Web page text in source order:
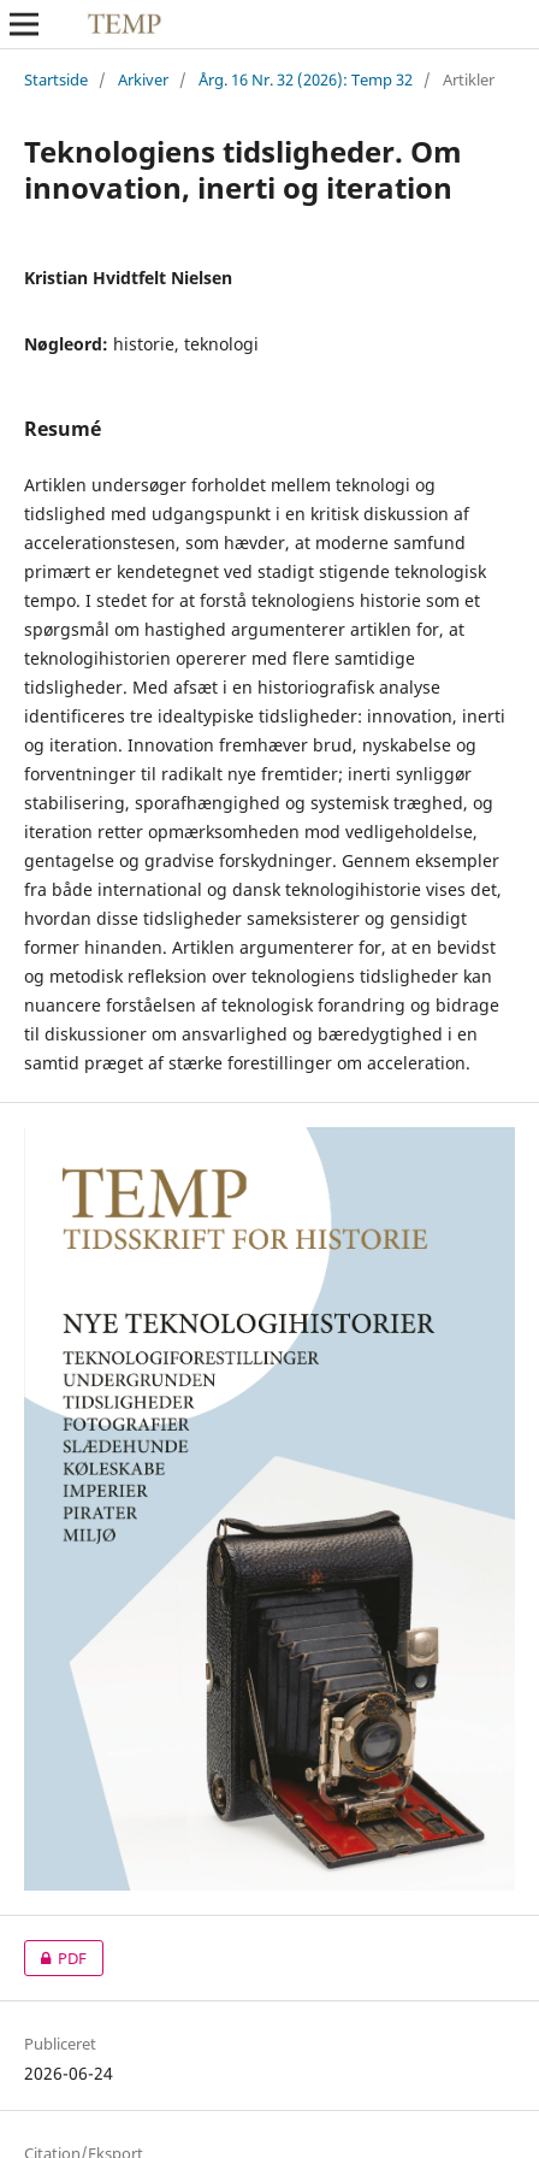
Startside / Arkiver / Årg. 16 Nr. 32 (2026): Temp 32 / Artikler
Teknologiens tidsligheder. Om
innovation, inerti og iteration
Kristian Hvidtfelt Nielsen
Nøgleord: historie, teknologi
Resumé
Artiklen undersøger forholdet mellem teknologi og
tidslighed med udgangspunkt i en kritisk diskussion af
accelerationstesen, som hævder, at moderne samfund
primært er kendetegnet ved stadigt stigende teknologisk
tempo. I stedet for at forstå teknologiens historie som et
spørgsmål om hastighed argumenterer artiklen for, at
teknologihistorien opererer med flere samtidige
tidsligheder. Med afsæt i en historiografisk analyse
identificeres tre idealtypiske tidsligheder: innovation, inerti
og iteration. Innovation fremhæver brud, nyskabelse og
forventninger til radikalt nye fremtider; inerti synliggør
stabilisering, sporafhængighed og systemisk træghed, og
iteration retter opmærksomheden mod vedligeholdelse,
gentagelse og gradvise forskydninger. Gennem eksempler
fra både international og dansk teknologihistorie vises det,
hvordan disse tidsligheder sameksisterer og gensidigt
former hinanden. Artiklen argumenterer for, at en bevidst
og metodisk refleksion over teknologiens tidsligheder kan
nuancere forståelsen af teknologisk forandring og bidrage
til diskussioner om ansvarlighed og bæredygtighed i en
samtid præget af stærke forestillinger om acceleration.
PDF
Publiceret
2026-06-24
Citation/Eksport